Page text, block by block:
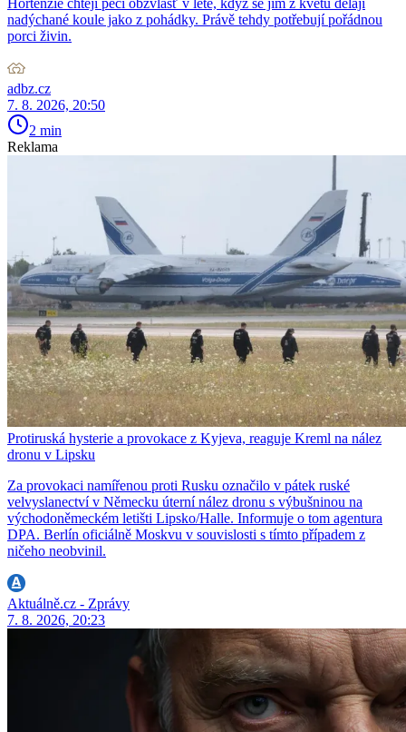
Hortenzie chtějí péči obzvlášť v létě, když se jim z květů dělají
nadýchané koule jako z pohádky. Právě tehdy potřebují pořádnou
porci živin.
adbz.cz
7. 8. 2026, 20:50
2 min
Reklama
Protiruská hysterie a provokace z Kyjeva, reaguje Kreml na nález
dronu v Lipsku
Za provokaci namířenou proti Rusku označilo v pátek ruské
velvyslanectví v Německu úterní nález dronu s výbušninou na
východoněmeckém letišti Lipsko/Halle. Informuje o tom agentura
DPA. Berlín oficiálně Moskvu v souvislosti s tímto případem z
ničeho neobvinil.
Aktuálně.cz - Zprávy
7. 8. 2026, 20:23